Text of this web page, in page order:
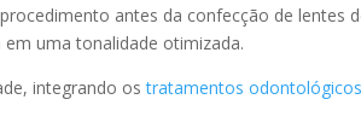
antes da confecção de lentes
uma tonalidade otimizada.
integrando ostratamentos